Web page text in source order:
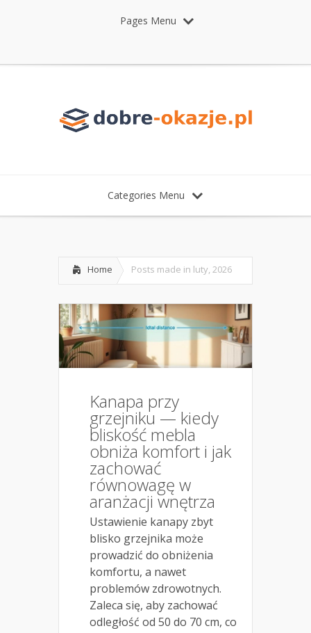
Pages Menu
Categories Menu
Home Posts made in luty, 2026
Kanapa przy
grzejniku — kiedy
bliskość mebla
obniża komfort i jak
zachować
równowagę w
aranżacji wnętrza
Ustawienie kanapy zbyt
blisko grzejnika może
prowadzić do obniżenia
komfortu, a nawet
problemów zdrowotnych.
Zaleca się, aby zachować
odległość od 50 do 70 cm, co